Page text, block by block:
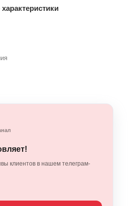
клиентов в нашем телеграм-